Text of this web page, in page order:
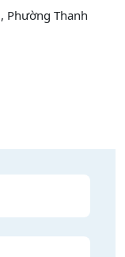
Phường Thanh